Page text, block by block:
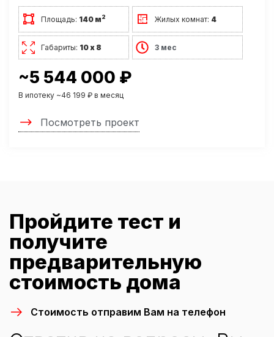
Площадь: 140 м2 Жилых комнат: 4
Габариты: 10 х 8 3 мес
~5 544 000 ₽
В ипотеку ~46 199 ₽ в месяц
Посмотреть проект
Пройдите тест и
получите
предварительную
стоимость дома
Стоимость отправим Вам на телефон